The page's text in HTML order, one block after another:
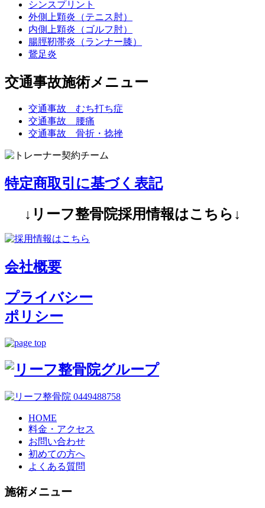
シンスプリント
外側上顆炎（テニス肘）
内側上顆炎（ゴルフ肘）
腸脛靭帯炎（ランナー膝）
鵞足炎
交通事故施術メニュー
交通事故 むち打ち症
交通事故 腰痛
交通事故 骨折・捻挫
特定商取引に基づく表記
↓リーフ整骨院採用情報はこちら↓
会社概要
プライバシー
ポリシー
HOME
料金・アクセス
お問い合わせ
初めての方へ
よくある質問
施術メニュー